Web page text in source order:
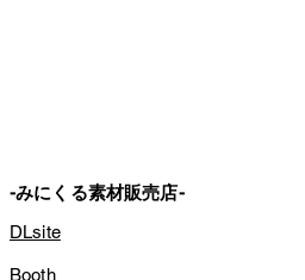
-みにくる素材販売店-
DLsite
Booth